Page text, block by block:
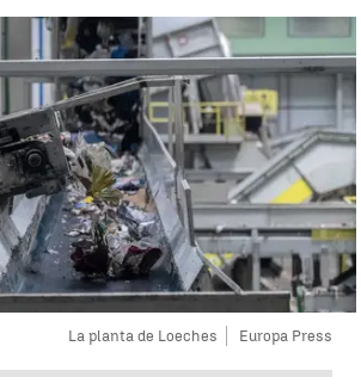
La planta de Loeches Europa Press